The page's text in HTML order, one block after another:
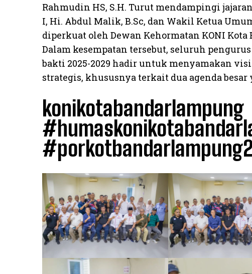
Rahmudin HS, S.H. Turut mendampingi
I, Hi. Abdul Malik, B.Sc, dan Wakil Ketua
diperkuat oleh Dewan Kehormatan KONI Kota
​Dalam kesempatan tersebut, seluruh
bakti 2025-2029 hadir untuk menyamakan
strategis, khususnya terkait dua agenda
konikotabandarlampung